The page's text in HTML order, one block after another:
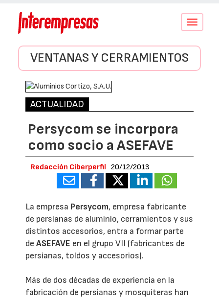
Conmutar
VENTANAS Y CERRAMIENTOS
ACTUALIDAD
Persycom se incorpora
como socio a ASEFAVE
Redacción Ciberperfil 20/12/2013
La empresa Persycom, empresa fabricante
de persianas de aluminio, cerramientos y sus
distintos accesorios, entra a formar parte
deASEFAVE en el grupo VII (fabricantes de
persianas, toldos y accesorios).
Más de dos décadas de experiencia en la
fabricación de persianas y mosquiteras han